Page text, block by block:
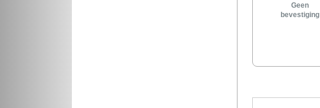
Geen
bevestiging